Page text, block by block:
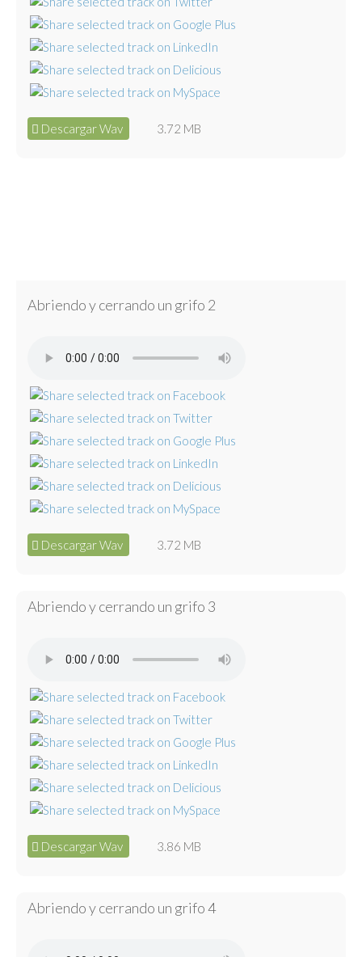
Descargar Wav 3.72 MB
Abriendo y cerrando un grifo 2
Descargar Wav 3.72 MB
Abriendo y cerrando un grifo 3
Descargar Wav 3.86 MB
Abriendo y cerrando un grifo 4